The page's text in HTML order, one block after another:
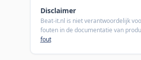
Disclaimer
Beat-it.nl is niet verantwoordelijk
fouten in de documentatie van
fout